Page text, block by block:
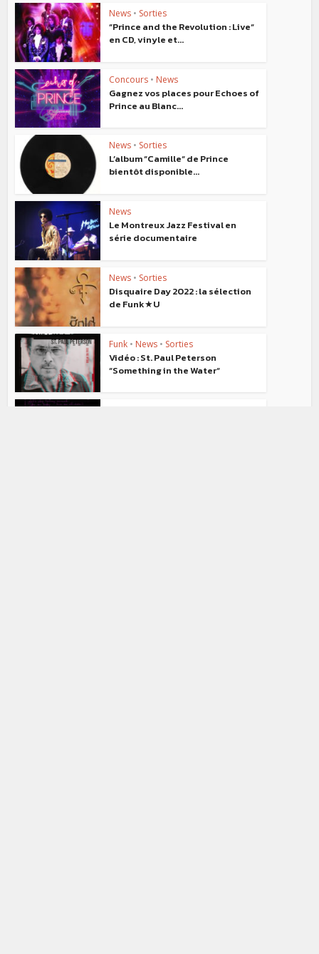
News • Sorties
“Prince and the Revolution : Live“
en CD, vinyle et...
Concours • News
Gagnez vos places pour Echoes of
Prince au Blanc...
News • Sorties
L’album “Camille“ de Prince
bientôt disponible...
News
Le Montreux Jazz Festival en
série documentaire
News • Sorties
Disquaire Day 2022 : la sélection
de Funk★U
Funk • News • Sorties
Vidéo : St. Paul Peterson
“Something in the Water“